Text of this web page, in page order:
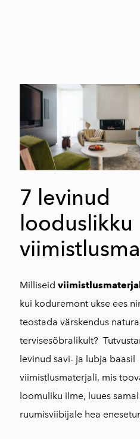
7 levinud
looduslikku
Milliseid
kui koduremont ukse ees
teostada värskendus
tervisesõbralikult?
levinud savi- ja lubja baasil
viimistlusmaterjali, mis
loomuliku ilme, luues
ruumisviibijale hea